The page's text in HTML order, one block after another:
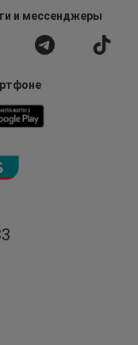
и мессенджеры